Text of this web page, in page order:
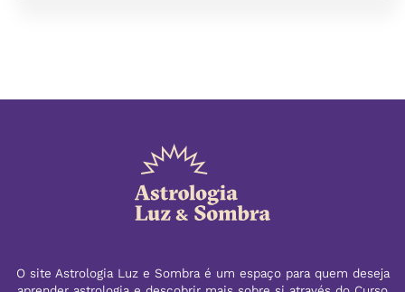
O site Astrologia Luz e Sombra é um espaço para quem deseja